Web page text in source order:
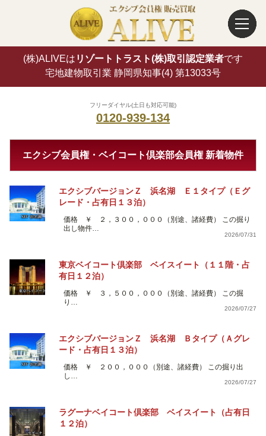
(株)ALIVEは リゾートトラスト(株)取引認定業者です
宅地建物取引業 静岡県知事(4) 第13033号
フリーダイヤル(土日も対応可能)
0120-939-134
エクシブ会員権・ベイコート倶楽部会員権 新着物件
エクシブバージョンＺ 浜名湖 Ｅ１タイプ（Ｅグ
レード・占有日１３泊）
価格 ￥ ２，３００，０００（別途、諸経費） この掘り
出し物件…
2026/07/31
東京ベイコート倶楽部 ベイスイート（１１階・占
有日１２泊）
価格 ￥ ３，５００，０００（別途、諸経費） この掘
り…
2026/07/27
エクシブバージョンＺ 浜名湖 Ｂタイプ（Ａグレ
ード・占有日１３泊）
価格 ￥ ２００，０００（別途、諸経費） この掘り出
し…
2026/07/27
ラグーナベイコート倶楽部 ベイスイート（占有日
１２泊）